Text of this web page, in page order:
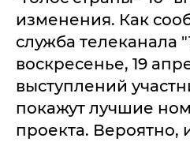
изменения. Как
служба телеканала
воскресенье, 19
выступлений
покажут лучшие
проекта. Вероятно,